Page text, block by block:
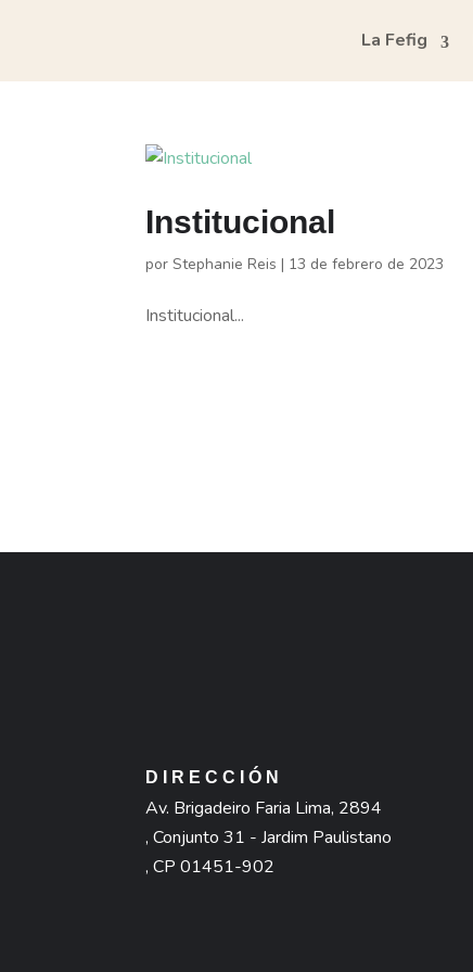
La Fefig
Institucional
porStephanie Reis | 13 de febrero de 2023
Institucional...
DIRECCIÓN
Av. Brigadeiro Faria Lima, 2894
, Conjunto 31 - Jardim Paulistano
, CP 01451-902